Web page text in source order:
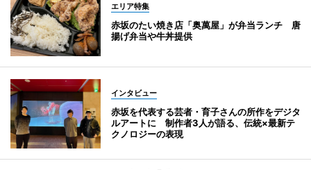
エリア特集
赤坂のたい焼き店「奥萬屋」が弁当ランチ 唐
揚げ弁当や牛丼提供
インタビュー
赤坂を代表する芸者・育子さんの所作をデジタ
ルアートに 制作者3人が語る、伝統×最新テ
クノロジーの表現